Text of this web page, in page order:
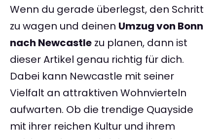
Wenn du gerade überlegst, den Schritt
zu wagen und deinen Umzug von Bonn
nach Newcastle zu planen, dann ist
dieser Artikel genau richtig für dich.
Dabei kann Newcastle mit seiner
Vielfalt an attraktiven Wohnvierteln
aufwarten. Ob die trendige Quayside
mit ihrer reichen Kultur und ihrem